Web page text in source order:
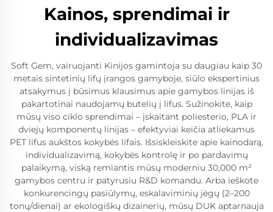
Kainos, sprendimai ir
individualizavimas
Soft Gem, vairuojanti Kinijos gamintoja su daugiau kaip 30
metais sintetinių lifų įrangos gamyboje, siūlo ekspertinius
atsakymus į būsimus klausimus apie gamybos linijas iš
pakartotinai naudojamų butelių į lifus. Sužinokite, kaip
mūsų viso ciklo sprendimai – įskaitant poliesterio, PLA ir
dviejų komponentų linijas – efektyviai keičia atliekamus
PET lifus aukštos kokybės lifais. Išsiskleiskite apie kainodarą,
individualizavimą, kokybės kontrolę ir po pardavimų
palaikymą, viską remiantis mūsų moderniu 30,000 m²
gamybos centru ir patyrusiu R&D komandu. Arba ieškote
konkurencingų pasiūlymų, eskalaviminių jėgų (2–200
tonų/dienai) ar ekologiškų dizainerių, mūsų DUK aptarnauja